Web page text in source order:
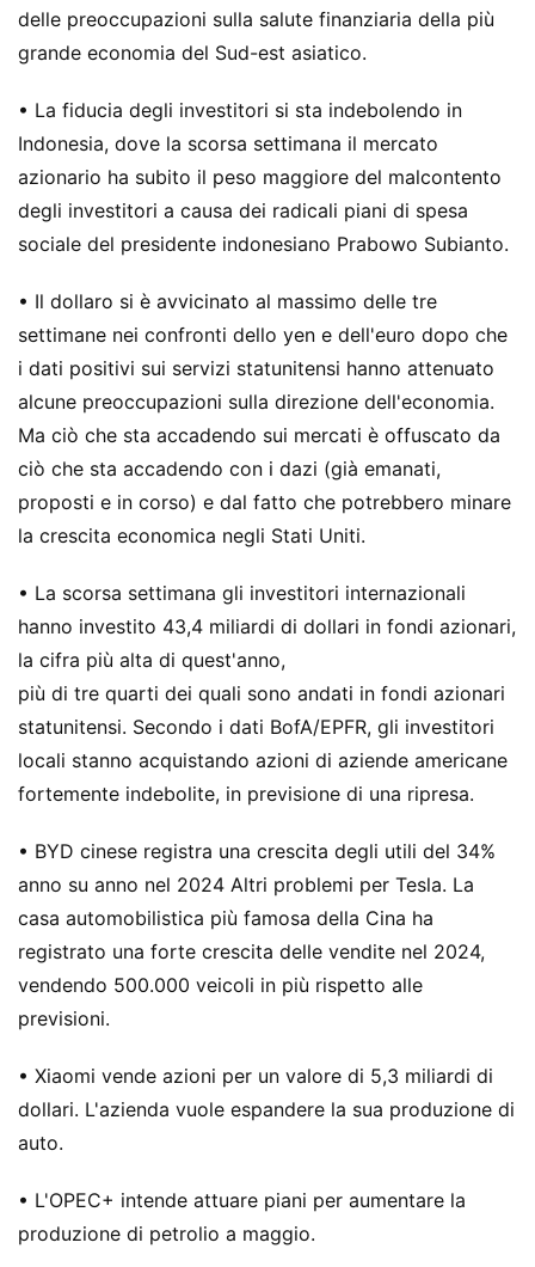
delle preoccupazioni sulla salute finanziaria della più
grande economia del Sud-est asiatico.
• La fiducia degli investitori si sta indebolendo in
Indonesia, dove la scorsa settimana il mercato
azionario ha subito il peso maggiore del malcontento
degli investitori a causa dei radicali piani di spesa
sociale del presidente indonesiano Prabowo Subianto.
• Il dollaro si è avvicinato al massimo delle tre
settimane nei confronti dello yen e dell'euro dopo che
i dati positivi sui servizi statunitensi hanno attenuato
alcune preoccupazioni sulla direzione dell'economia.
Ma ciò che sta accadendo sui mercati è offuscato da
ciò che sta accadendo con i dazi (già emanati,
proposti e in corso) e dal fatto che potrebbero minare
la crescita economica negli Stati Uniti.
• La scorsa settimana gli investitori internazionali
hanno investito 43,4 miliardi di dollari in fondi azionari,
la cifra più alta di quest'anno,
più di tre quarti dei quali sono andati in fondi azionari
statunitensi. Secondo i dati BofA/EPFR, gli investitori
locali stanno acquistando azioni di aziende americane
fortemente indebolite, in previsione di una ripresa.
• BYD cinese registra una crescita degli utili del 34%
anno su anno nel 2024 Altri problemi per Tesla. La
casa automobilistica più famosa della Cina ha
registrato una forte crescita delle vendite nel 2024,
vendendo 500.000 veicoli in più rispetto alle
previsioni.
• Xiaomi vende azioni per un valore di 5,3 miliardi di
dollari. L'azienda vuole espandere la sua produzione di
auto.
• L'OPEC+ intende attuare piani per aumentare la
produzione di petrolio a maggio.